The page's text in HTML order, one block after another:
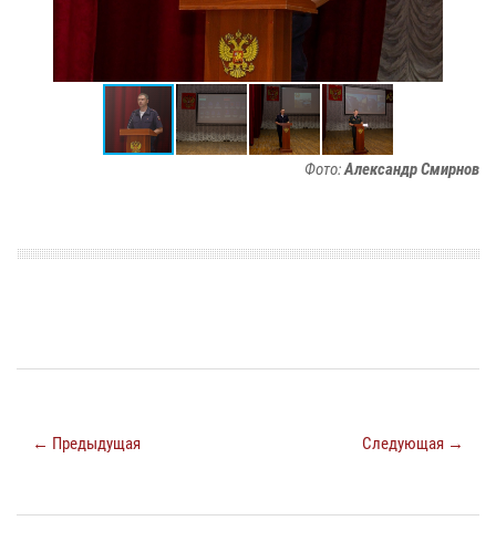
Фото:Александр Смирнов
← Предыдущая Следующая →